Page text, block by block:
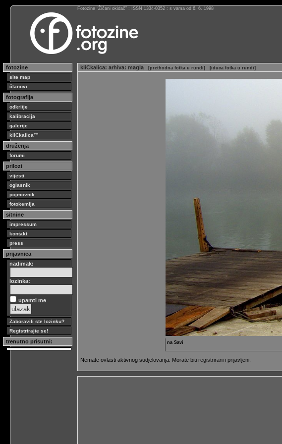
Fotozine “Žičani okidač” : ISSN 1334-0352 : s vama od 6. 6. 1998
fotozine
site map
članovi
fotografija
odkritje
kalibracija
galerije
kliCkalica™
druženja
forumi
prilozi
vijesti
oglasnik
pojmovnik
fotokemija
sitnine
impressum
kontakt
press
prijavnica
nadimak:
lozinka:
upamti me
Zaboravili ste lozinku?
Registrirajte se!
trenutno prisutni:
kliCkalica: arhiva: magla [prethodna fotka u rundi] [iduca fotka u rundi]
na Savi
Nemate ovlasti aktivnog sudjelovanja. Morate biti registrirani i prijavljeni.